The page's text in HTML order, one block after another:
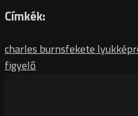
Címkék:
charles burnsfekete lyuk
figyelő